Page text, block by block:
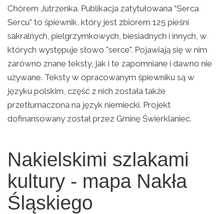
Chórem Jutrzenka. Publikacja zatytułowana “Serca
Sercu” to śpiewnik, który jest zbiorem 125 pieśni
sakralnych, pielgrzymkowych, biesiadnych i innych, w
których występuje słowo "serce". Pojawiają się w nim
zarówno znane teksty, jak i te zapomniane i dawno nie
używane. Teksty w opracowanym śpiewniku są w
języku polskim, część z nich została także
przetłumaczona na język niemiecki. Projekt
dofinansowany został przez Gminę Świerklaniec.
Nakielskimi szlakami
kultury - mapa Nakła
Śląskiego